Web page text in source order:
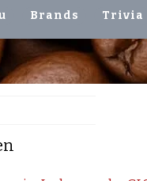
Brands Trivia